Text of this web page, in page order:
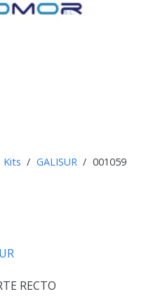
Kits / GALISUR / 001059
RECTO